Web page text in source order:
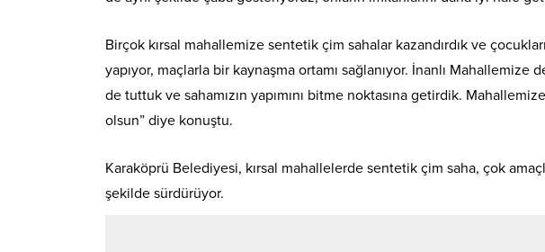
Birçok kırsal mahallemize sentetik çim sahalar kazandırdık ve
yapıyor, maçlarla bir kaynaşma ortamı sağlanıyor. İnanlı
de tuttuk ve sahamızın yapımını bitme noktasına getirdik.
olsun” diye konuştu.
Karaköprü Belediyesi, kırsal mahallelerde sentetik çim saha, çok
şekilde sürdürüyor.